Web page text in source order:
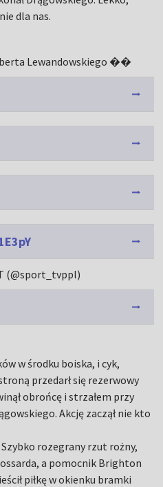
dla nas.
Lewandowskiego ��
(@sport_tvppl)
w środku boiska, i cyk,
przedarł się rezerwowy
obrońcę i strzałem przy
Akcję zaczął nie kto
rozegrany rzut rożny,
a pomocnik Brighton
piłkę w okienku bramki